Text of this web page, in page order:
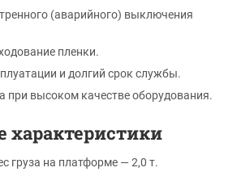
(аварийного) выключения
пленки.
и долгий срок службы.
при высоком качестве оборудования.
характеристики
груза на платформе — 2,0 т.